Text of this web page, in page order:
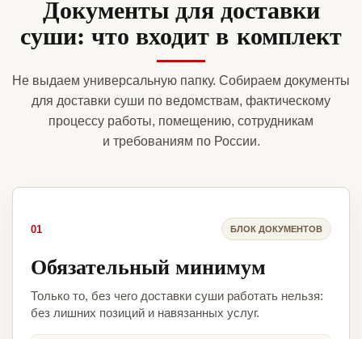
Документы для доставки
суши: что входит в комплект
Не выдаем универсальную папку. Собираем документы
для доставки суши по ведомствам, фактическому
процессу работы, помещению, сотрудникам
и требованиям по России.
01 БЛОК ДОКУМЕНТОВ
Обязательный минимум
Только то, без чего доставки суши работать нельзя:
без лишних позиций и навязанных услуг.